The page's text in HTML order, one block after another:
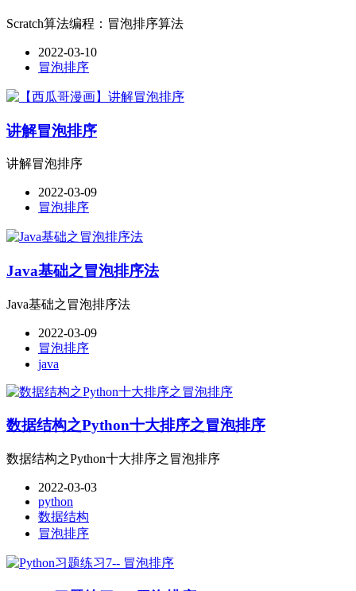
Scratch算法编程：冒泡排序算法
2022-03-10
冒泡排序
讲解冒泡排序
讲解冒泡排序
2022-03-09
冒泡排序
Java基础之冒泡排序法
Java基础之冒泡排序法
2022-03-09
冒泡排序
java
数据结构之Python十大排序之冒泡排序
数据结构之Python十大排序之冒泡排序
2022-03-03
python
数据结构
冒泡排序